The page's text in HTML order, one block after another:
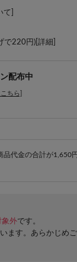
て
で220円)[ 詳細
配布中
ちら]
品代金の合計が1,650
象外です。
ます。あらかじめ